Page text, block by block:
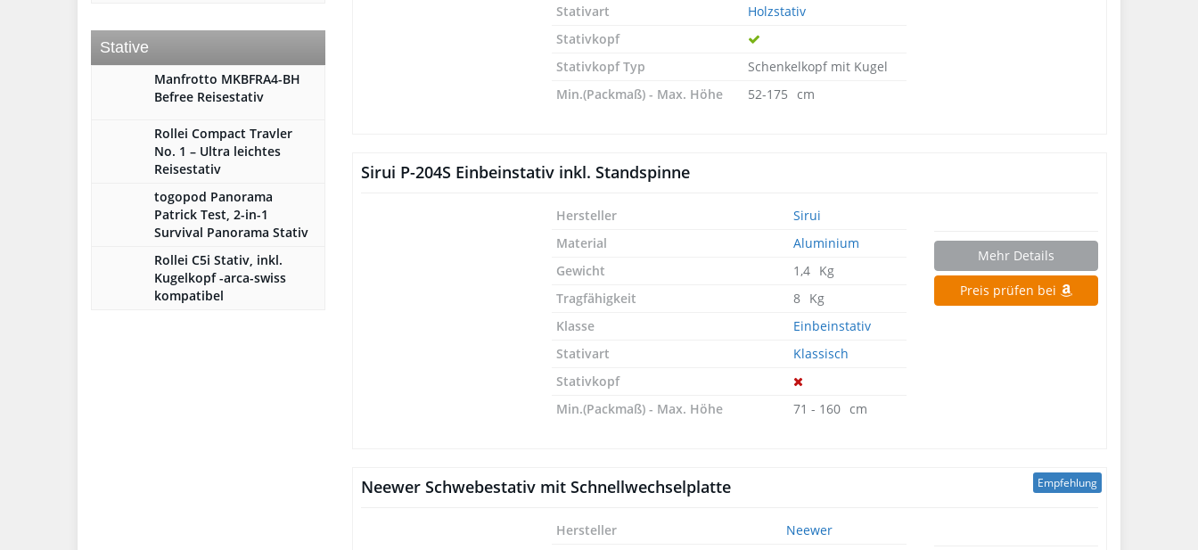
Stativart
Holzstativ
Stativkopf
Stativkopf Typ
Schenkelkopf mit Kugel
Min.(Packmaß) - Max. Höhe
52-175⠀cm
Sirui P-204S Einbeinstativ inkl. Standspinne
Mehr Details
Preis prüfen bei
Hersteller
Sirui
Material
Aluminium
Gewicht
1,4⠀Kg
Tragfähigkeit
8⠀Kg
Klasse
Einbeinstativ
Stativart
Klassisch
Stativkopf
Min.(Packmaß) - Max. Höhe
71 - 160⠀cm
Empfehlung
Neewer Schwebestativ mit Schnellwechselplatte
Hersteller
Neewer
Stative
Manfrotto MKBFRA4-BH
Befree Reisestativ
Rollei Compact Travler
No. 1 – Ultra leichtes
Reisestativ
togopod Panorama
Patrick Test, 2-in-1
Survival Panorama Stativ
Rollei C5i Stativ, inkl.
Kugelkopf -arca-swiss
kompatibel